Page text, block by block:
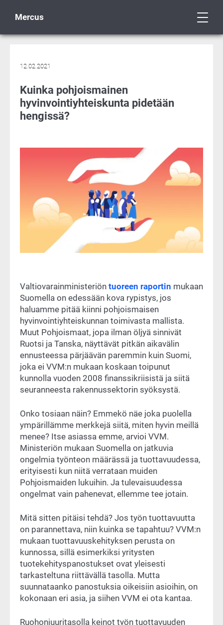
Mercus
12.02.2021
Kuinka pohjoismainen
hyvinvointiyhteiskunta pidetään
hengissä?
Valtiovarainministeriön tuoreen raportin mukaan
Suomella on edessään kova rypistys, jos
haluamme pitää kiinni pohjoismaisen
hyvinvointiyhteiskunnan toimivasta mallista.
Muut Pohjoismaat, jopa ilman öljyä sinnivät
Ruotsi ja Tanska, näyttävät pitkän aikavälin
ennusteessa pärjäävän paremmin kuin Suomi,
joka ei VVM:n mukaan koskaan toipunut
kunnolla vuoden 2008 finanssikriisistä ja siitä
seuranneesta rakennussektorin syöksystä.
Onko tosiaan näin? Emmekö näe joka puolella
ympärillämme merkkejä siitä, miten hyvin meillä
menee? Itse asiassa emme, arvioi VVM.
Ministeriön mukaan Suomella on jatkuvia
ongelmia työnteon määrässä ja tuottavuudessa,
erityisesti kun niitä verrataan muiden
Pohjoismaiden lukuihin. Ja tulevaisuudessa
ongelmat vain pahenevat, ellemme tee jotain.
Mitä sitten pitäisi tehdä? Jos työn tuottavuutta
on parannettava, niin kuinka se tapahtuu? VVM:n
mukaan tuottavuuskehityksen perusta on
kunnossa, sillä esimerkiksi yritysten
tuotekehityspanostukset ovat yleisesti
tarkasteltuna riittävällä tasolla. Mutta
suunnataanko panostuksia oikeisiin asioihin, on
kokonaan eri asia, ja siihen VVM ei ota kantaa.
Ruohonjuuritasolla keinot työn tuottavuuden